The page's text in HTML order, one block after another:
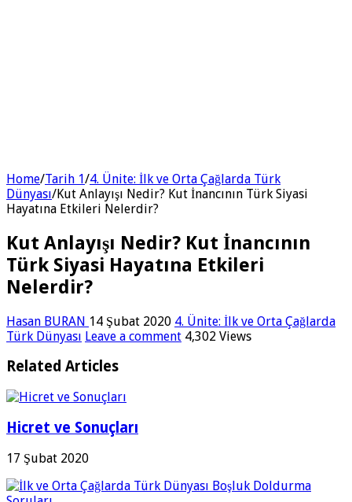
Home/Tarih 1/4. Ünite: İlk ve Orta Çağlarda Türk
Dünyası/Kut Anlayışı Nedir? Kut İnancının Türk Siyasi
Hayatına Etkileri Nelerdir?
Kut Anlayışı Nedir? Kut İnancının
Türk Siyasi Hayatına Etkileri
Nelerdir?
Hasan BURAN 14 Şubat 2020 4. Ünite: İlk ve Orta Çağlarda
Türk Dünyası Leave a comment 4,302 Views
Related Articles
Hicret ve Sonuçları
17 Şubat 2020